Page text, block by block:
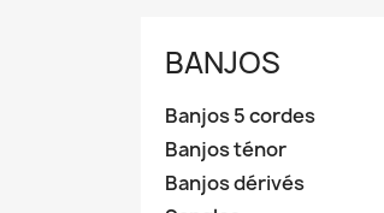
BANJOS
Banjos 5 cordes
Banjos ténor
Banjos dérivés